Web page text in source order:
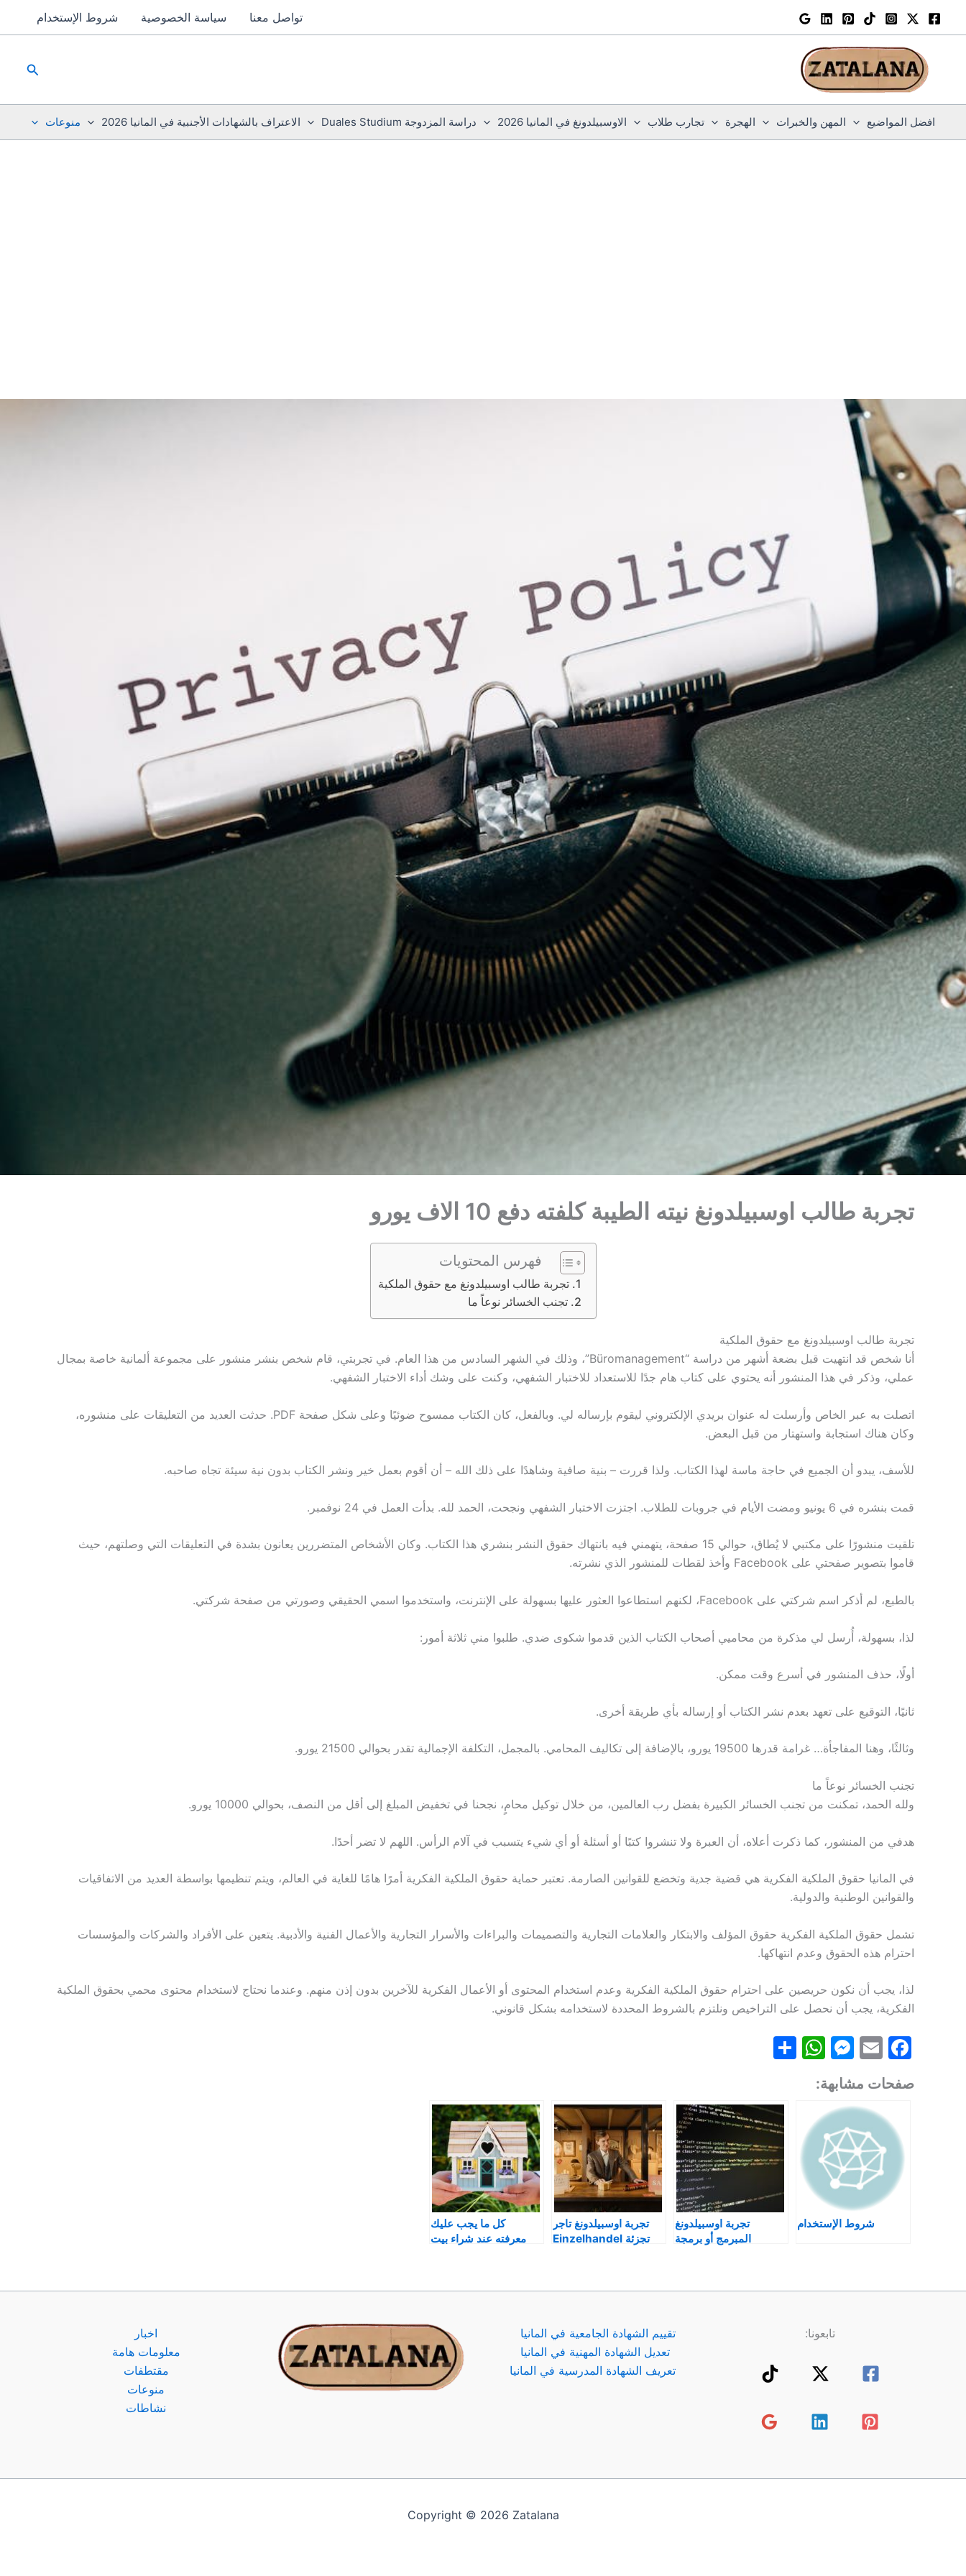
تواصل معنا سياسة الخصوصية شروط الإستخدام
البحث
افضل المواضيع المهن والخبرات الهجرة تجارب طلاب الاوسبيلدونغ في المانيا 2026 دراسة المزدوجة Duales Studium الاعتراف بالشهادات الأجنبية في المانيا 2026 منوعات
تجربة طالب اوسبيلدونغ نيته الطيبة كلفته دفع 10 الاف يورو
فهرس المحتويات
تجربة طالب اوسبيلدونغ مع حقوق الملكية
تجنب الخسائر نوعاً ما
تجربة طالب اوسبيلدونغ مع حقوق الملكية
أنا شخص قد انتهيت قبل بضعة أشهر من دراسة “Büromanagement”، وذلك في الشهر السادس من هذا العام. في تجربتي، قام شخص بنشر منشور على مجموعة ألمانية خاصة بمجال
عملي، وذكر في هذا المنشور أنه يحتوي على كتاب هام جدًا للاستعداد للاختبار الشفهي، وكنت على وشك أداء الاختبار الشفهي.
اتصلت به عبر الخاص وأرسلت له عنوان بريدي الإلكتروني ليقوم بإرساله لي. وبالفعل، كان الكتاب ممسوح ضوئيًا وعلى شكل صفحة PDF. حدثت العديد من التعليقات على منشوره،
وكان هناك استجابة واستهتار من قبل البعض.
للأسف، يبدو أن الجميع في حاجة ماسة لهذا الكتاب. ولذا قررت – بنية صافية وشاهدًا على ذلك الله – أن أقوم بعمل خير ونشر الكتاب بدون نية سيئة تجاه صاحبه.
قمت بنشره في 6 يونيو ومضت الأيام في جروبات للطلاب. اجتزت الاختبار الشفهي ونجحت، الحمد لله. بدأت العمل في 24 نوفمبر.
تلقيت منشورًا على مكتبي لا يُطاق، حوالي 15 صفحة، يتهمني فيه بانتهاك حقوق النشر بنشري هذا الكتاب. وكان الأشخاص المتضررين يعانون بشدة في التعليقات التي وصلتهم، حيث
قاموا بتصوير صفحتي على Facebook وأخذ لقطات للمنشور الذي نشرته.
بالطبع، لم أذكر اسم شركتي على Facebook، لكنهم استطاعوا العثور عليها بسهولة على الإنترنت، واستخدموا اسمي الحقيقي وصورتي من صفحة شركتي.
لذا، بسهولة، أُرسل لي مذكرة من محاميي أصحاب الكتاب الذين قدموا شكوى ضدي. طلبوا مني ثلاثة أمور:
أولًا، حذف المنشور في أسرع وقت ممكن.
ثانيًا، التوقيع على تعهد بعدم نشر الكتاب أو إرساله بأي طريقة أخرى.
وثالثًا، وهنا المفاجأة… غرامة قدرها 19500 يورو، بالإضافة إلى تكاليف المحامي. بالمجمل، التكلفة الإجمالية تقدر بحوالي 21500 يورو.
تجنب الخسائر نوعاً ما
ولله الحمد، تمكنت من تجنب الخسائر الكبيرة بفضل رب العالمين، من خلال توكيل محامٍ، نجحنا في تخفيض المبلغ إلى أقل من النصف، بحوالي 10000 يورو.
هدفي من المنشور، كما ذكرت أعلاه، أن العبرة ولا تنشروا كتبًا أو أسئلة أو أي شيء يتسبب في آلام الرأس. اللهم لا تضر أحدًا.
في المانيا حقوق الملكية الفكرية هي قضية جدية وتخضع للقوانين الصارمة. تعتبر حماية حقوق الملكية الفكرية أمرًا هامًا للغاية في العالم، ويتم تنظيمها بواسطة العديد من الاتفاقيات
والقوانين الوطنية والدولية.
تشمل حقوق الملكية الفكرية حقوق المؤلف والابتكار والعلامات التجارية والتصميمات والبراءات والأسرار التجارية والأعمال الفنية والأدبية. يتعين على الأفراد والشركات والمؤسسات
احترام هذه الحقوق وعدم انتهاكها.
لذا، يجب أن نكون حريصين على احترام حقوق الملكية الفكرية وعدم استخدام المحتوى أو الأعمال الفكرية للآخرين بدون إذن منهم. وعندما نحتاج لاستخدام محتوى محمي بحقوق الملكية
الفكرية، يجب أن نحصل على التراخيص ونلتزم بالشروط المحددة لاستخدامه بشكل قانوني.
F
a
c
e
b
o
o
k
E
m
ai
l
M
s
s
e
n
g
er
W
p
e
صفحات مشابهة:
شروط الإستخدام
تجربة اوسبيلدونغ
المبرمج أو برمجة
تجربة اوسبيلدونغ تاجر
تجزئة Einzelhandel
كل ما يجب عليك
معرفته عند شراء بيت
تابعونا:
تقييم الشهادة الجامعية في المانيا
تعديل الشهادة المهنية في المانيا
تعريف الشهادة المدرسية في المانيا
اخبار
معلومات هامة
مقتطفات
منوعات
نشاطات
Copyright © 2026 Zatalana